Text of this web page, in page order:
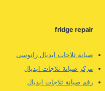
fridge repair
صيانة ثلاجات ايديال زانوسى
مركز صيانة ثلاجات ايديال
رقم صيانة ثلاجات ايديال